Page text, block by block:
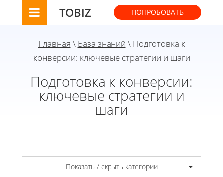
TOBIZ ПОПРОБОВАТЬ
Главная \ База знаний \ Подготовка к
конверсии: ключевые стратегии и шаги
Подготовка к конверсии:
ключевые стратегии и
шаги
Показать / скрыть категории